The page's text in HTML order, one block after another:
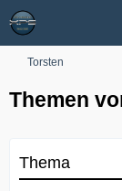
Torsten
Themen
Thema